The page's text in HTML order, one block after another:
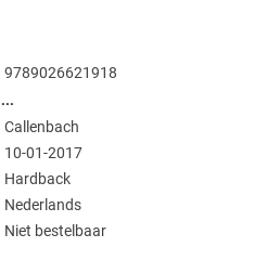
9789026621918
...
Callenbach
10-01-2017
Hardback
Nederlands
Niet bestelbaar